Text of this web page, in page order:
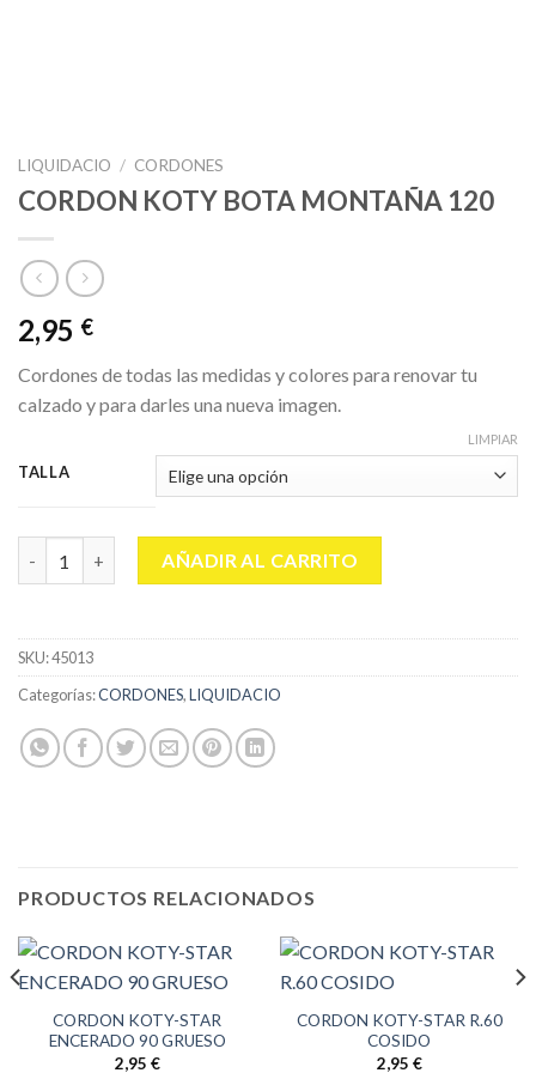
LIQUIDACIO / CORDONES
CORDON KOTY BOTA MONTAÑA 120
2,95 €
Cordones de todas las medidas y colores para renovar tu
calzado y para darles una nueva imagen.
TALLA
LIMPIAR
CORDON KOTY BOTA MONTAÑA 120 cantidad
AÑADIR AL CARRITO
SKU:45013
Categorías:CORDONES,LIQUIDACIO
PRODUCTOS RELACIONADOS
CORDON KOTY-STAR
ENCERADO 90 GRUESO
2,95 €
CORDON KOTY-STAR R.60
COSIDO
2,95 €